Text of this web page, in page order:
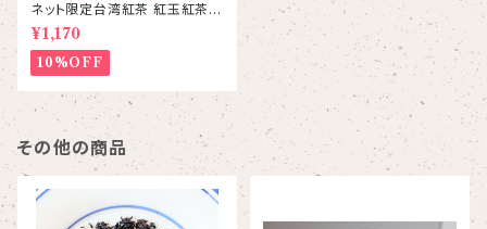
ネット限定台湾紅茶 紅玉紅茶
台茶18号
¥1,170
10%OFF
その他の商品